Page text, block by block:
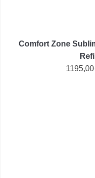
Comfort Zone